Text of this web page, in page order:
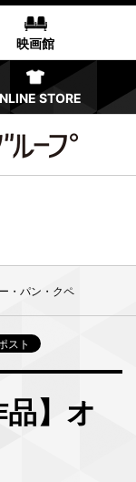
映画館
STORE
・パン・クペ
品】オ